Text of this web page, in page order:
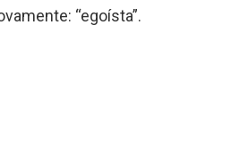
“egoísta”.